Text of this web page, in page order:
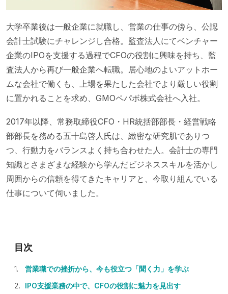
大学卒業後は一般企業に就職し、営業の仕事の傍ら、公認
会計士試験にチャレンジし合格。監査法人にてベンチャー
企業のIPOを支援する過程でCFOの役割に興味を持ち、監
査法人から再び一般企業へ転職。居心地のよいアットホー
ムな会社で働くも、上場を果たした会社でより厳しい役割
に置かれることを求め、GMOペパボ株式会社へ入社。
2017年以降、常務取締役CFO・HR統括部部長・経営戦略
部部長を務める五十島啓人氏は、緻密な研究肌でありつ
つ、行動力をバランスよく持ち合わせた人。会計士の専門
知識とさまざまな経験から学んだビジネススキルを活かし
周囲からの信頼を得てきたキャリアと、今取り組んでいる
仕事について伺いました。
営業職での挫折から、今も役立つ「聞く力」を学ぶ
IPO支援業務の中で、CFOの役割に魅力を見出す